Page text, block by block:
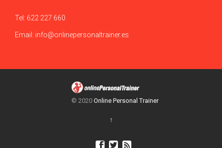
Tel: 622 227 660
Email: info@onlinepersonaltrainer.es
© 2020 Online Personal Trainer
↑
  